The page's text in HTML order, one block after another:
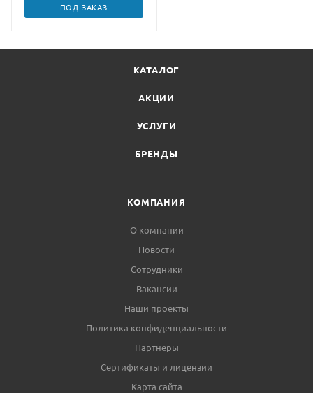
ПОД ЗАКАЗ
КАТАЛОГ
АКЦИИ
УСЛУГИ
БРЕНДЫ
КОМПАНИЯ
О компании
Новости
Сотрудники
Вакансии
Наши проекты
Политика конфиденциальности
Партнеры
Сертификаты и лицензии
Карта сайта